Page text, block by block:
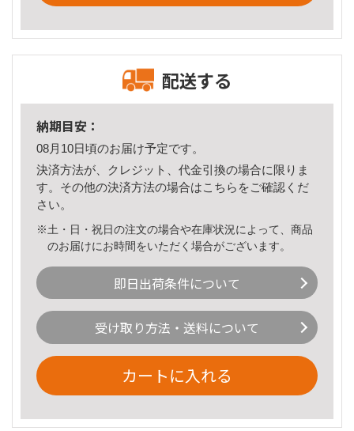
配送する
納期目安：
08月10日頃のお届け予定です。
決済方法が、クレジット、代金引換の場合に限りま
す。その他の決済方法の場合はこちら をご確認くだ
さい。
※土・日・祝日の注文の場合や在庫状況によって、商品
のお届けにお時間をいただく場合がございます。
即日出荷条件について
受け取り方法・送料について
カートに入れる